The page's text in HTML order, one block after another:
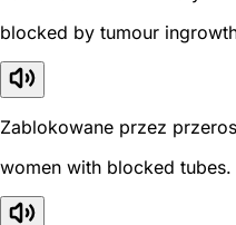
blocked by tumour
Zablokowane przez
women with blocked tubes.